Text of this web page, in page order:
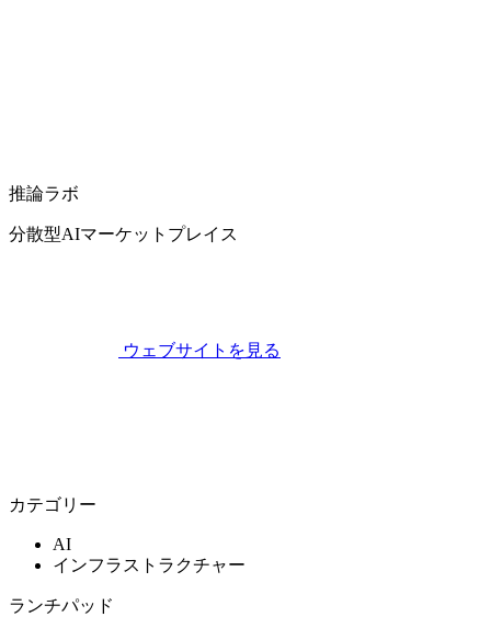
推論ラボ
分散型AIマーケットプレイス
ウェブサイトを見る
カテゴリー
AI
インフラストラクチャー
ランチパッド